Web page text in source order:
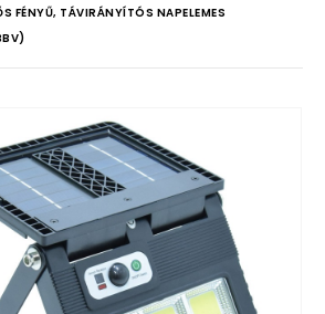
FÉNYŰ, TÁVIRÁNYÍTÓS NAPELEMES